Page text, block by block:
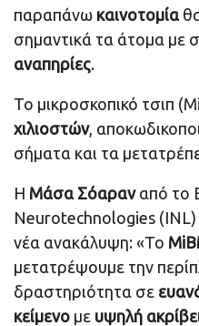
παραπάνω καινοτομία
σημαντικά τα άτομα με
αναπηρίες.
Το μικροσκοπικό τσιπ
χιλιοστών,
σήματα και τα
Η Μάσα Σόαραν από το
Neurotechnologies (INL)
νέα ανακάλυψη: «Το
μετατρέψουμε την
δραστηριότητα σε
κείμενο με υψηλή